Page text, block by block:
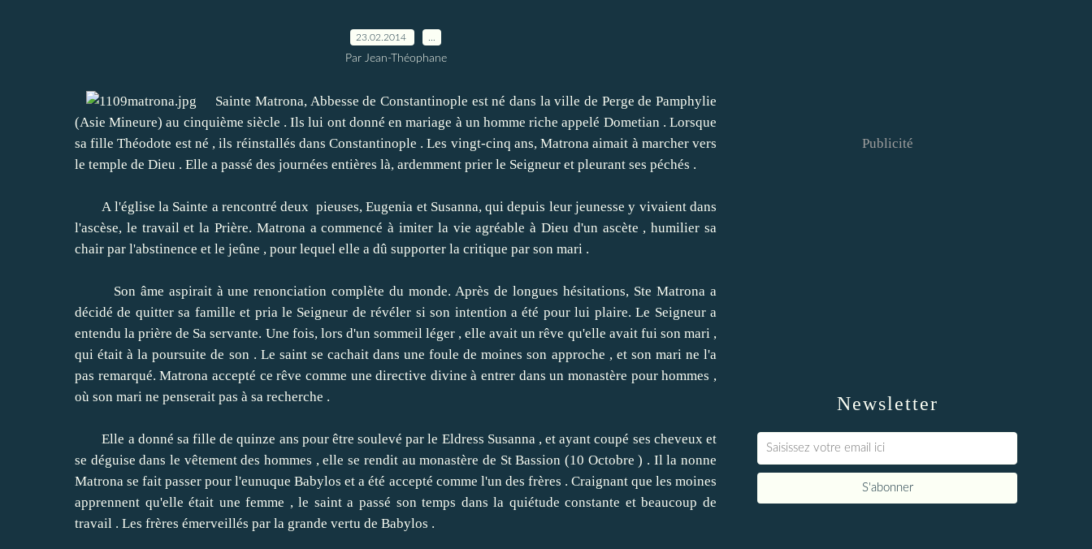
23.02.2014
Par Jean-Théophane
Sainte Matrona, Abbesse de Constantinople est né dans la ville de Perge de Pamphylie
(Asie Mineure) au cinquième siècle . Ils lui ont donné en mariage à un homme riche appelé Dometian . Lorsque
sa fille Théodote est né , ils réinstallés dans Constantinople . Les vingt-cinq ans, Matrona aimait à marcher vers
le temple de Dieu . Elle a passé des journées entières là, ardemment prier le Seigneur et pleurant ses péchés .
A l'église la Sainte a rencontré deux pieuses, Eugenia et Susanna, qui depuis leur jeunesse y vivaient dans
l'ascèse, le travail et la Prière. Matrona a commencé à imiter la vie agréable à Dieu d'un ascète , humilier sa
chair par l'abstinence et le jeûne , pour lequel elle a dû supporter la critique par son mari .
Son âme aspirait à une renonciation complète du monde. Après de longues hésitations, Ste Matrona a
décidé de quitter sa famille et pria le Seigneur de révéler si son intention a été pour lui plaire. Le Seigneur a
entendu la prière de Sa servante. Une fois, lors d'un sommeil léger , elle avait un rêve qu'elle avait fui son mari ,
qui était à la poursuite de son . Le saint se cachait dans une foule de moines son approche , et son mari ne l'a
pas remarqué. Matrona accepté ce rêve comme une directive divine à entrer dans un monastère pour hommes ,
où son mari ne penserait pas à sa recherche .
Elle a donné sa fille de quinze ans pour être soulevé par le Eldress Susanna , et ayant coupé ses cheveux et
se déguise dans le vêtement des hommes , elle se rendit au monastère de St Bassion (10 Octobre ) . Il la nonne
Matrona se fait passer pour l'eunuque Babylos et a été accepté comme l'un des frères . Craignant que les moines
apprennent qu'elle était une femme , le saint a passé son temps dans la quiétude constante et beaucoup de
travail . Les frères émerveillés par la grande vertu de Babylos .
Newsletter
Publicité